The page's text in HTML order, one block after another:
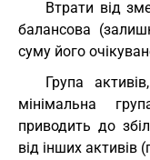
Втрати від
балансова
суму його
Група
мінімальна
приводить до
від інших активів